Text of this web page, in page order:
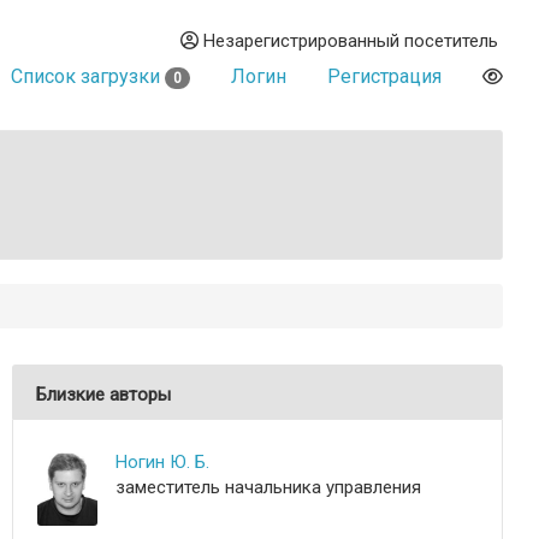
Незарегистрированный посетитель
Список загрузки 0 Логин Регистрация
Близкие авторы
Ногин Ю. Б.
заместитель начальника управления